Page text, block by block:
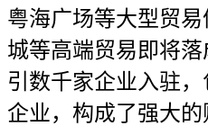
粤海广场等大型贸
城等高端贸易即将
引数千家企业入驻
企业，构成了强大